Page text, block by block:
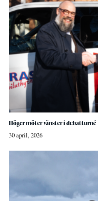
Höger möter vänster i debatturné
30 april, 2026